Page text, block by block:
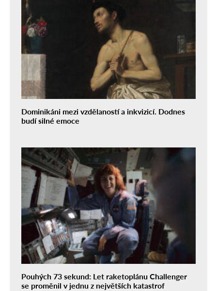
Dominikáni mezi vzdělaností a inkvizicí. Dodnes
budí silné emoce
Pouhých 73 sekund: Let raketoplánu Challenger
se proměnil v jednu z největších katastrof